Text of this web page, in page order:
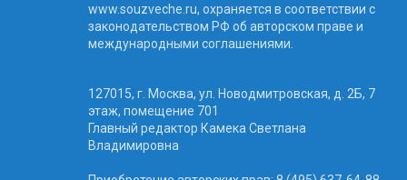
www.souzveche.ru, охраняется в соответствии с
законодательством РФ об авторском праве и
международными соглашениями.
127015, г. Москва, ул. Новодмитровская, д. 2Б, 7
этаж, помещение 701
Главный редактор Камека Светлана
Владимировна